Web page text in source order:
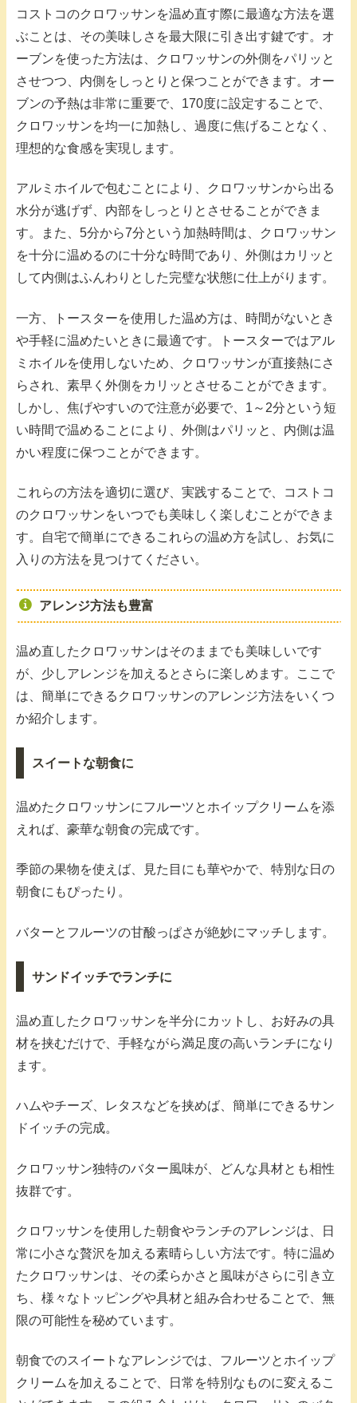
コストコのクロワッサンを温め直す際に最適な方法を選
ぶことは、その美味しさを最大限に引き出す鍵です。オ
ーブンを使った方法は、クロワッサンの外側をパリッと
させつつ、内側をしっとりと保つことができます。オー
ブンの予熱は非常に重要で、170度に設定することで、
クロワッサンを均一に加熱し、過度に焦げることなく、
理想的な食感を実現します。
アルミホイルで包むことにより、クロワッサンから出る
水分が逃げず、内部をしっとりとさせることができま
す。また、5分から7分という加熱時間は、クロワッサン
を十分に温めるのに十分な時間であり、外側はカリッと
して内側はふんわりとした完璧な状態に仕上がります。
一方、トースターを使用した温め方は、時間がないとき
や手軽に温めたいときに最適です。トースターではアル
ミホイルを使用しないため、クロワッサンが直接熱にさ
らされ、素早く外側をカリッとさせることができます。
しかし、焦げやすいので注意が必要で、1～2分という短
い時間で温めることにより、外側はパリッと、内側は温
かい程度に保つことができます。
これらの方法を適切に選び、実践することで、コストコ
のクロワッサンをいつでも美味しく楽しむことができま
す。自宅で簡単にできるこれらの温め方を試し、お気に
入りの方法を見つけてください。
アレンジ方法も豊富
温め直したクロワッサンはそのままでも美味しいです
が、少しアレンジを加えるとさらに楽しめます。ここで
は、簡単にできるクロワッサンのアレンジ方法をいくつ
か紹介します。
スイートな朝食に
温めたクロワッサンにフルーツとホイップクリームを添
えれば、豪華な朝食の完成です。
季節の果物を使えば、見た目にも華やかで、特別な日の
朝食にもぴったり。
バターとフルーツの甘酸っぱさが絶妙にマッチします。
サンドイッチでランチに
温め直したクロワッサンを半分にカットし、お好みの具
材を挟むだけで、手軽ながら満足度の高いランチになり
ます。
ハムやチーズ、レタスなどを挟めば、簡単にできるサン
ドイッチの完成。
クロワッサン独特のバター風味が、どんな具材とも相性
抜群です。
クロワッサンを使用した朝食やランチのアレンジは、日
常に小さな贅沢を加える素晴らしい方法です。特に温め
たクロワッサンは、その柔らかさと風味がさらに引き立
ち、様々なトッピングや具材と組み合わせることで、無
限の可能性を秘めています。
朝食でのスイートなアレンジでは、フルーツとホイップ
クリームを加えることで、日常を特別なものに変えるこ